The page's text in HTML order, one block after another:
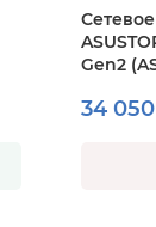
Gen2
34